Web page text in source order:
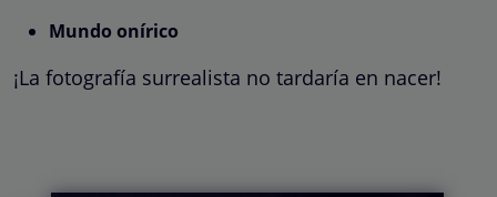
Mundo onírico
¡La fotografía surrealista no tardaría en nacer!